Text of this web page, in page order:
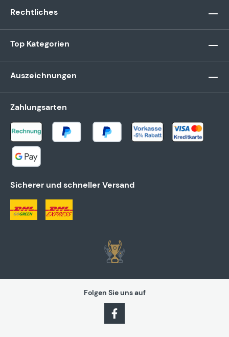
Rechtliches
Top Kategorien
Auszeichnungen
Zahlungsarten
Sicherer und schneller Versand
Folgen Sie uns auf